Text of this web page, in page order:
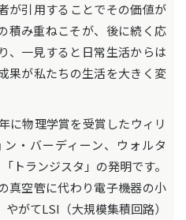
が引用することでその価値が
積み重ねこそが、後に続く応
、一見すると日常生活からは
果が私たちの生活を大きく変
に物理学賞を受賞したウィリ
・バーディーン、ウォルタ
トランジスタ」の発明です。
真空管に代わり電子機器の小
がてLSI（大規模集積回路）